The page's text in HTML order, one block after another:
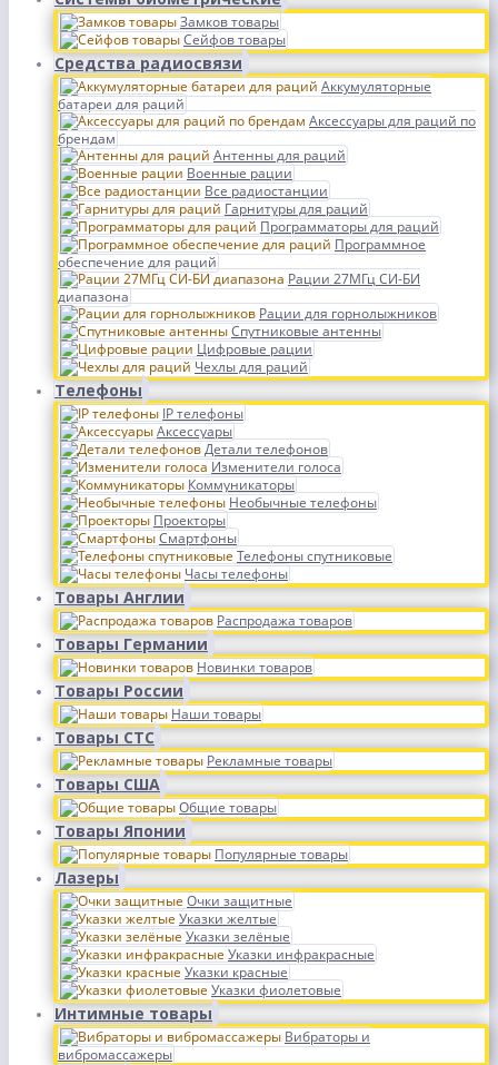
Замков товары
Сейфов товары
Средства радиосвязи
Аккумуляторные
батареи для раций
Аксессуары для раций по
брендам
Антенны для раций
Военные рации
Все радиостанции
Гарнитуры для раций
Программаторы для раций
Программное
обеспечение для раций
Рации 27МГц СИ-БИ
диапазона
Рации для горнолыжников
Спутниковые антенны
Цифровые рации
Чехлы для раций
Телефоны
IP телефоны
Аксессуары
Детали телефонов
Изменители голоса
Коммуникаторы
Необычные телефоны
Проекторы
Смартфоны
Телефоны спутниковые
Часы телефоны
Товары Англии
Распродажа товаров
Товары Германии
Новинки товаров
Товары России
Наши товары
Товары СТС
Рекламные товары
Товары США
Общие товары
Товары Японии
Популярные товары
Лазеры
Очки защитные
Указки желтые
Указки зелёные
Указки инфракрасные
Указки красные
Указки фиолетовые
Интимные товары
Вибраторы и
вибромассажеры